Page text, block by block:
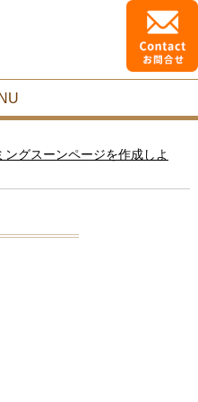
ングスーンページを作成しよ